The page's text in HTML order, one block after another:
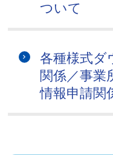
ついて
各種様式ダ
関係／事業
情報申請関